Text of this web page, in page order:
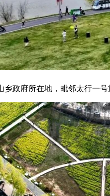
政府所在地，毗邻太行一